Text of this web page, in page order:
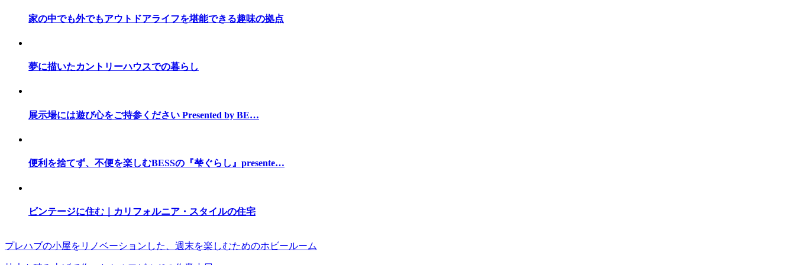
家の中でも外でもアウトドアライフを堪能できる趣味の拠点
夢に描いたカントリーハウスでの暮らし
展示場には遊び心をご持参ください Presented by BE…
便利を捨てず、不便を楽しむBESSの『梺ぐらし』presente…
ビンテージに住む｜カリフォルニア・スタイルの住宅
プレハブの小屋をリノベーションした、週末を楽しむためのホビールーム